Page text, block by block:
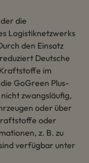
die
Logistiknetzwerks
den Einsatz
Deutsche
im
GoGreen Plus-
zwangsläufig,
oder über
oder
z. B. zu
verfügbar unter